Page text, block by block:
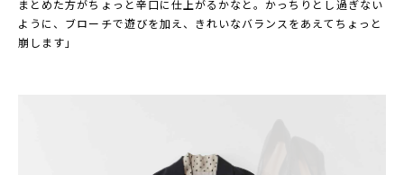
まとめた方がちょっと辛口に仕上がるかなと。かっちりとし過ぎない
ように、ブローチで遊びを加え、きれいなバランスをあえてちょっと
崩します」